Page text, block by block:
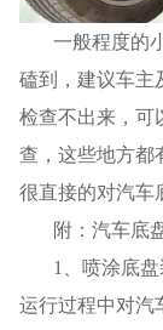
一般程度的
磕到，建议车主
检查不出来，可
查，这些地方都
很直接的对汽车
附：汽车底
1
、喷涂底
运行过程中对汽